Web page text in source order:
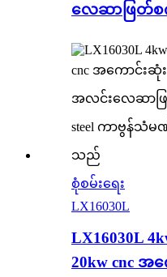
လေဆာဖြတ်စ
စုံစမ်းရေး
LX16030L
LX16030L
20kw cnc